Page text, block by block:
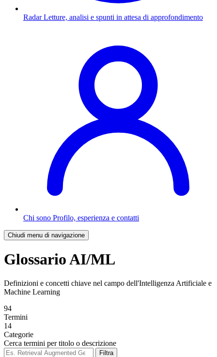
Radar Letture, analisi e spunti in attesa di approfondimento
Chi sono Profilo, esperienza e contatti
Chiudi menu di navigazione
Glossario AI/ML
Definizioni e concetti chiave nel campo dell'Intelligenza Artificiale e
Machine Learning
94
Termini
14
Categorie
Cerca termini per titolo o descrizione
Filtra